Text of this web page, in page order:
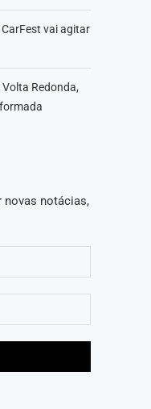
vai agitar
Redonda,
novas notácias,